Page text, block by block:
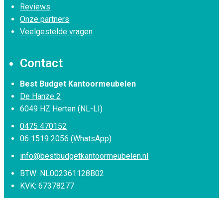
Reviews
Onze partners
Veelgestelde vragen
Contact
Best Budget Kantoormeubelen
De Hanze 2
6049 HZ Herten (NL-LI)
0475 470152
06 1519 2056 (WhatsApp)
info@bestbudgetkantoormeubelen.nl
BTW: NL002361128B02
KVK: 67378277